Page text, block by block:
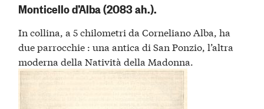
Monticello d’Alba (2083 ah.).
In collina, a 5 chilometri da Corneliano Alba, ha
due parrocchie : una antica di San Ponzio, l’altra
moderna della Natività della Madonna.